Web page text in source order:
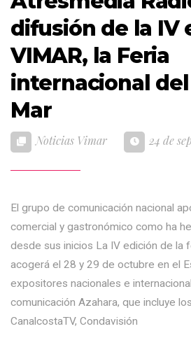
difusión de la IV
VIMAR, la Feria
internacional
Mar
Noticias Vimar 24 de
El grupo de comunicación nacional
comercial y gastronómico como ha
desde sus inicios La IV edición de la
acogerá el 28 y 29 de octubre en el
expositores nacionales e
comunicación Azahara, que incluye
CanalcostaTV, Condavisión